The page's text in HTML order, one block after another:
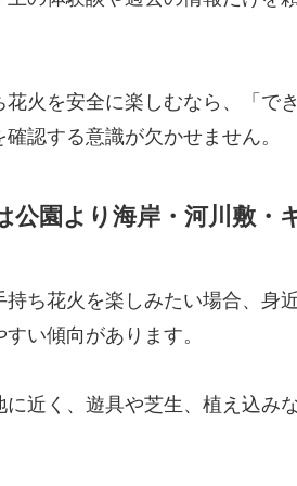
花火を安全に楽しむなら、「で
認する意識が欠かせません。
公園より海岸・河川敷・
ち花火を楽しみたい場合、身
い傾向があります。
に近く、遊具や芝生、植え込み